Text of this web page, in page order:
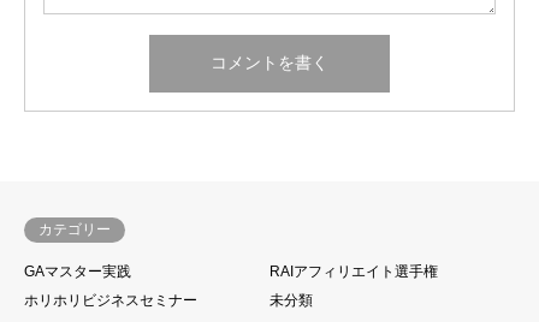
カテゴリー
GAマスター実践
RAIアフィリエイト選手権
ホリホリビジネスセミナー
未分類